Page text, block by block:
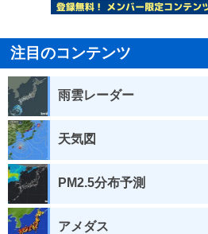
注目のコンテンツ
雨雲レーダー
天気図
PM2.5分布予測
アメダス